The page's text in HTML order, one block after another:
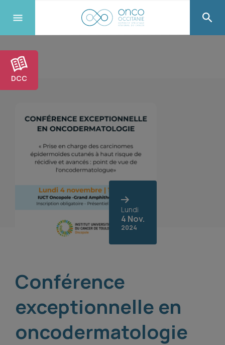
DCC
Lundi
4 Nov.
2024
Conférence
exceptionnelle en
oncodermatologie